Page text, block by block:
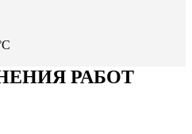
РАБОТ